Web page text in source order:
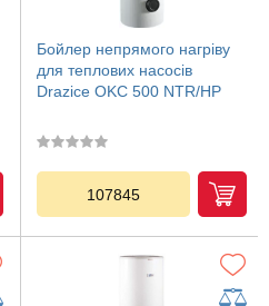
Бойлер непрямого нагріву
для теплових насосів
Drazice OKC 500 NTR/HP
107845